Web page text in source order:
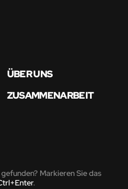
ÜBER UNS
ZUSAMMENARBEIT
Markieren Sie das
.